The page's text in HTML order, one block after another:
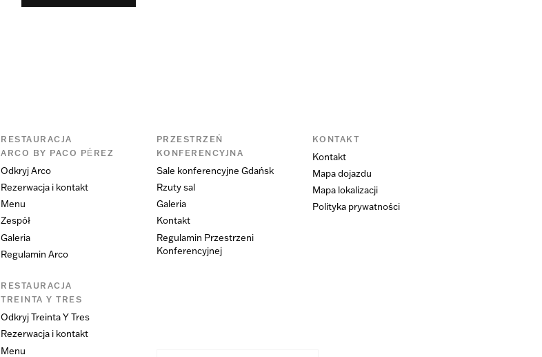
RESTAURACJA
ARCO BY PACO PÉREZ
Odkryj Arco
Rezerwacja i kontakt
Menu
Zespół
Galeria
Regulamin Arco
RESTAURACJA
TREINTA Y TRES
Odkryj Treinta Y Tres
Rezerwacja i kontakt
Menu
PRZESTRZEŃ
KONFERENCYJNA
Sale konferencyjne Gdańsk
Rzuty sal
Galeria
Kontakt
Regulamin Przestrzeni
Konferencyjnej
KONTAKT
Kontakt
Mapa dojazdu
Mapa lokalizacji
Polityka prywatności